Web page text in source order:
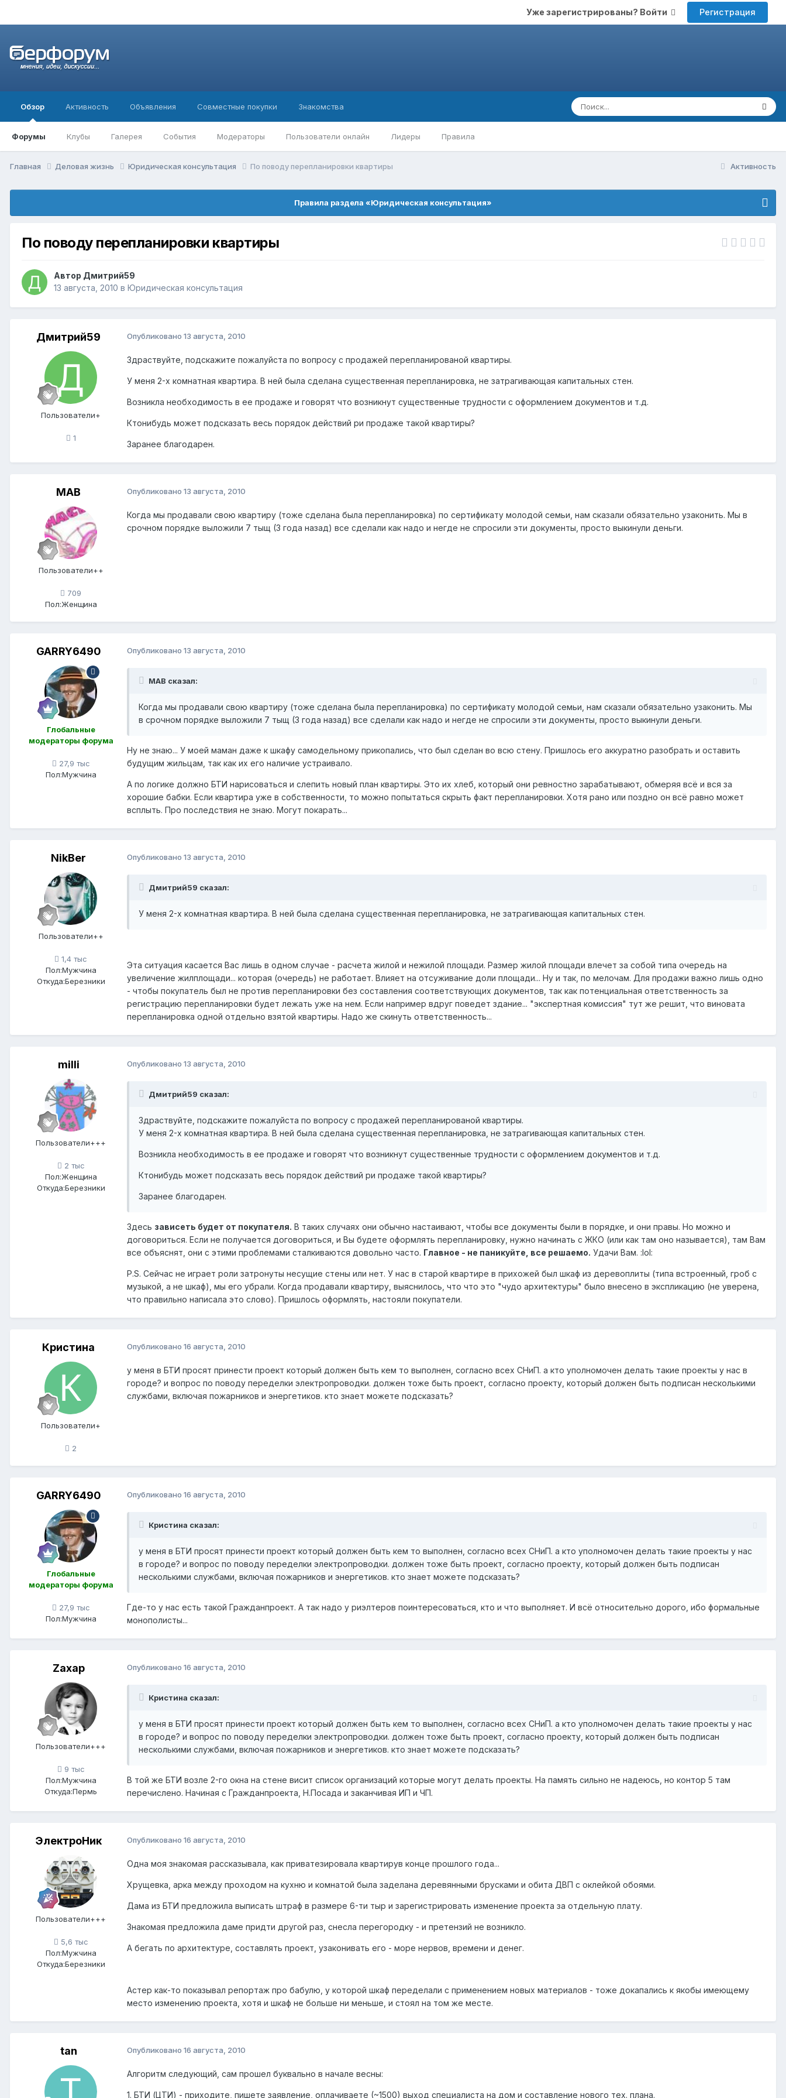
Уже зарегистрированы? Войти Регистрация
Обзор
Форумы Клубы Галерея События Модераторы Пользователи онлайн Лидеры Правила
Активность Объявления Совместные покупки Знакомства
Активность
Главная Деловая жизнь Юридическая консультация По поводу перепланировки квартиры
Правила раздела «Юридическая консультация»
По поводу перепланировки квартиры
Автор Дмитрий59
13 августа, 2010 в Юридическая консультация
Дмитрий59
Пользователи+
1
Опубликовано 13 августа, 2010
Здраствуйте, подскажите пожалуйста по вопросу с продажей перепланированой квартиры.
У меня 2-х комнатная квартира. В ней была сделана существенная перепланировка, не затрагивающая капитальных стен.
Возникла необходимость в ее продаже и говорят что возникнут существенные трудности с оформлением документов и т.д.
Ктонибудь может подсказать весь порядок действий ри продаже такой квартиры?
Заранее благодарен.
МАВ
Пользователи++
709
Пол:Женщина
Опубликовано 13 августа, 2010
Когда мы продавали свою квартиру (тоже сделана была перепланировка) по сертификату молодой семьи, нам сказали обязательно узаконить. Мы в
срочном порядке выложили 7 тыщ (3 года назад) все сделали как надо и негде не спросили эти документы, просто выкинули деньги.
GARRY6490
Глобальные
модераторы форума
27,9 тыс
Пол:Мужчина
Опубликовано 13 августа, 2010
МАВ сказал:
Когда мы продавали свою квартиру (тоже сделана была перепланировка) по сертификату молодой семьи, нам сказали обязательно узаконить. Мы
в срочном порядке выложили 7 тыщ (3 года назад) все сделали как надо и негде не спросили эти документы, просто выкинули деньги.
Ну не знаю... У моей маман даже к шкафу самодельному прикопались, что был сделан во всю стену. Пришлось его аккуратно разобрать и оставить
будущим жильцам, так как их его наличие устраивало.
А по логике должно БТИ нарисоваться и слепить новый план квартиры. Это их хлеб, который они ревностно зарабатывают, обмеряя всё и вся за
хорошие бабки. Если квартира уже в собственности, то можно попытаться скрыть факт перепланировки. Хотя рано или поздно он всё равно может
всплыть. Про последствия не знаю. Могут покарать...
NikBer
Пользователи++
1,4 тыс
Пол:Мужчина
Откуда:Березники
Опубликовано 13 августа, 2010
Дмитрий59 сказал:
У меня 2-х комнатная квартира. В ней была сделана существенная перепланировка, не затрагивающая капитальных стен.
Эта ситуация касается Вас лишь в одном случае - расчета жилой и нежилой площади. Размер жилой площади влечет за собой типа очередь на
увеличение жилплощади... которая (очередь) не работает. Влияет на отсуживание доли площади... Ну и так, по мелочам. Для продажи важно лишь одно
- чтобы покупатель был не против перепланировки без составления соответствующих документов, так как потенциальная ответственность за
регистрацию перепланировки будет лежать уже на нем. Если например вдруг поведет здание... "экспертная комиссия" тут же решит, что виновата
перепланировка одной отдельно взятой квартиры. Надо же скинуть ответственность...
milli
Пользователи+++
2 тыс
Пол:Женщина
Откуда:Березники
Опубликовано 13 августа, 2010
Дмитрий59 сказал:
Здраствуйте, подскажите пожалуйста по вопросу с продажей перепланированой квартиры.
У меня 2-х комнатная квартира. В ней была сделана существенная перепланировка, не затрагивающая капитальных стен.
Возникла необходимость в ее продаже и говорят что возникнут существенные трудности с оформлением документов и т.д.
Ктонибудь может подсказать весь порядок действий ри продаже такой квартиры?
Заранее благодарен.
Здесь зависеть будет от покупателя. В таких случаях они обычно настаивают, чтобы все документы были в порядке, и они правы. Но можно и
договориться. Если не получается договориться, и Вы будете оформлять перепланировку, нужно начинать с ЖКО (или как там оно называется), там Вам
все объяснят, они с этими проблемами сталкиваются довольно часто. Главное - не паникуйте, все решаемо. Удачи Вам. :lol:
P.S. Сейчас не играет роли затронуты несущие стены или нет. У нас в старой квартире в прихожей был шкаф из деревоплиты (типа встроенный, гроб с
музыкой, а не шкаф), мы его убрали. Когда продавали квартиру, выяснилось, что что это "чудо архитектуры" было внесено в экспликацию (не уверена,
что правильно написала это слово). Пришлось оформлять, настояли покупатели.
Кристина
Пользователи+
2
Опубликовано 16 августа, 2010
у меня в БТИ просят принести проект который должен быть кем то выполнен, согласно всех СНиП. а кто уполномочен делать такие проекты у нас в
городе? и вопрос по поводу переделки электропроводки. должен тоже быть проект, согласно проекту, который должен быть подписан несколькими
службами, включая пожарников и энергетиков. кто знает можете подсказать?
GARRY6490
Глобальные
модераторы форума
27,9 тыс
Пол:Мужчина
Опубликовано 16 августа, 2010
Кристина сказал:
у меня в БТИ просят принести проект который должен быть кем то выполнен, согласно всех СНиП. а кто уполномочен делать такие проекты у нас
в городе? и вопрос по поводу переделки электропроводки. должен тоже быть проект, согласно проекту, который должен быть подписан
несколькими службами, включая пожарников и энергетиков. кто знает можете подсказать?
Где-то у нас есть такой Гражданпроект. А так надо у риэлтеров поинтересоваться, кто и что выполняет. И всё относительно дорого, ибо формальные
монополисты...
Zaxap
Пользователи+++
9 тыс
Пол:Мужчина
Откуда:Пермь
Опубликовано 16 августа, 2010
Кристина сказал:
у меня в БТИ просят принести проект который должен быть кем то выполнен, согласно всех СНиП. а кто уполномочен делать такие проекты у нас
в городе? и вопрос по поводу переделки электропроводки. должен тоже быть проект, согласно проекту, который должен быть подписан
несколькими службами, включая пожарников и энергетиков. кто знает можете подсказать?
В той же БТИ возле 2-го окна на стене висит список организаций которые могут делать проекты. На память сильно не надеюсь, но контор 5 там
перечислено. Начиная с Гражданпроекта, Н.Посада и заканчивая ИП и ЧП.
ЭлектроНик
Пользователи+++
5,6 тыс
Пол:Мужчина
Откуда:Березники
Опубликовано 16 августа, 2010
Одна моя знакомая рассказывала, как приватезировала квартирув конце прошлого года...
Хрущевка, арка между проходом на кухню и комнатой была заделана деревянными брусками и обита ДВП с оклейкой обоями.
Дама из БТИ предложила выписать штраф в размере 6-ти тыр и зарегистрировать изменение проекта за отдельную плату.
Знакомая предложила даме придти другой раз, снесла перегородку - и претензий не возникло.
А бегать по архитектуре, составлять проект, узаконивать его - море нервов, времени и денег.
Астер как-то показывал репортаж про бабулю, у которой шкаф переделали с применением новых материалов - тоже докапались к якобы имеющему
место изменению проекта, хотя и шкаф не больше ни меньше, и стоял на том же месте.
tan Опубликовано 16 августа, 2010
Алгоритм следующий, сам прошел буквально в начале весны:
1. БТИ (ЦТИ) - приходите, пишете заявление, оплачиваете (~1500) выход специалиста на дом и составление нового тех. плана.